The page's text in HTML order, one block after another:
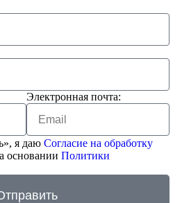
Электронная почта:
я даю Согласие на обработку
основании Политики